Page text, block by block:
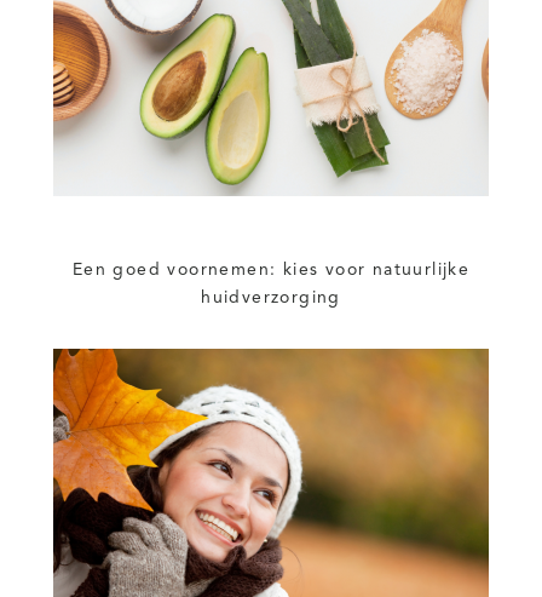
Een goed voornemen: kies voor natuurlijke
huidverzorging